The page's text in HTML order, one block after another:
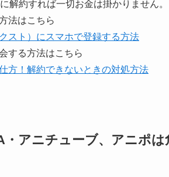
解約すれば一切お金は掛かりません。
法はこちら
スト）にスマホで登録する方法
する方法はこちら
方！解約できないときの対処方法
・アニチューブ、アニポは